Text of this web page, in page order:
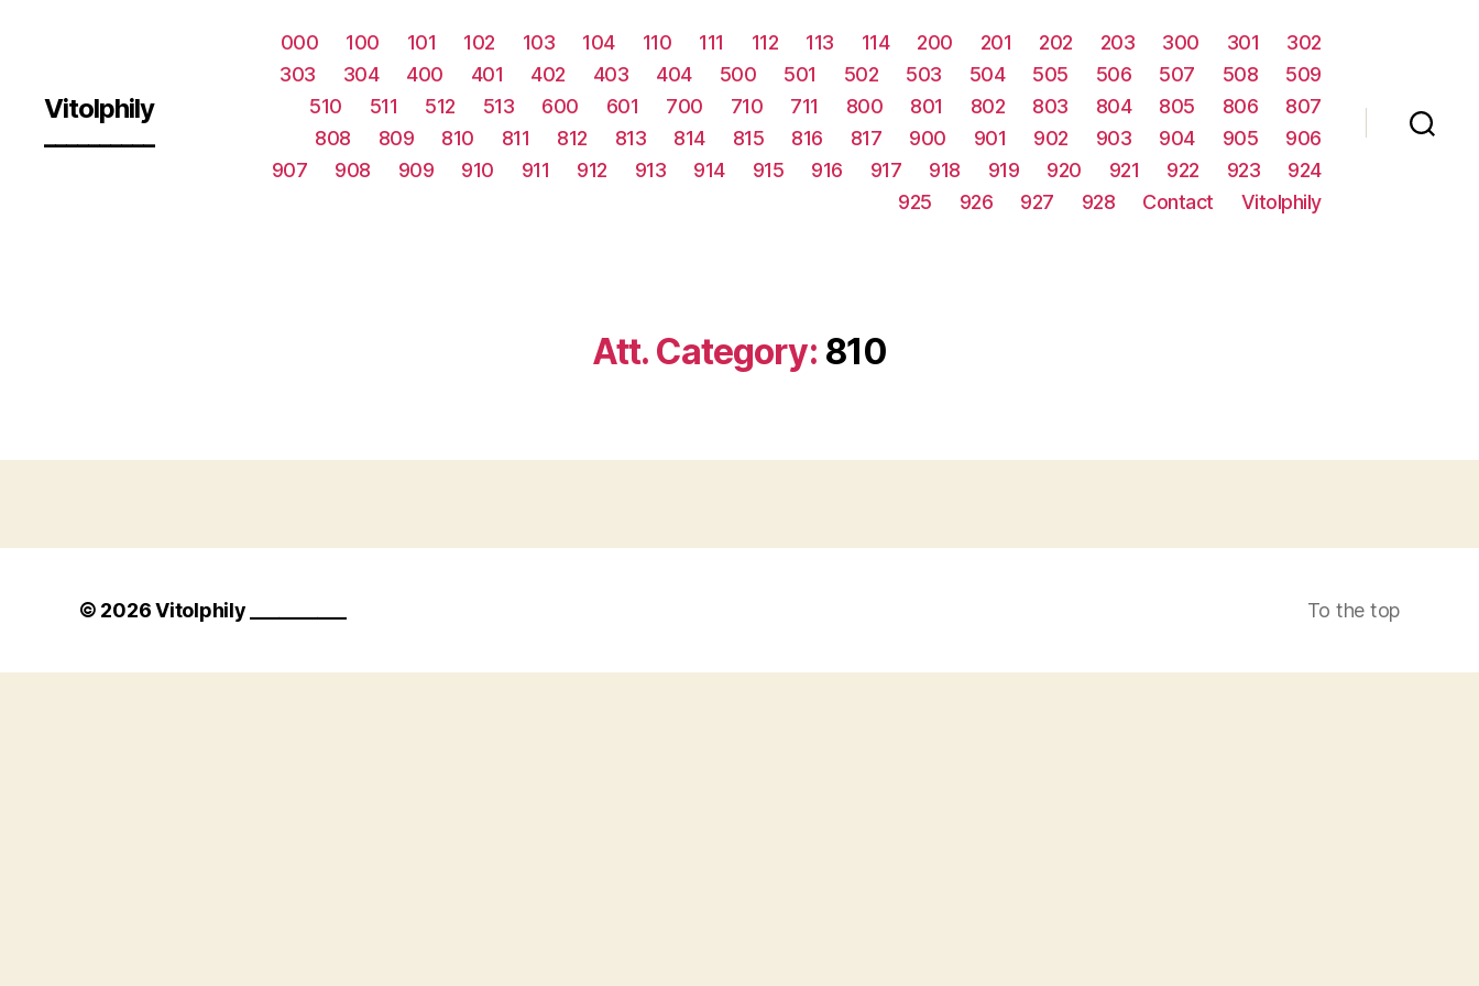
Vitolphily
000 100 101 102 103 104 110 111 112 113 114 200 201 202 203 300 301
302
303
304 400 401 402 403 404 500 501 502 503 504 505 506 507 508
509
510
511 512 513 600 601 700 710 711 800 801 802 803 804 805 806
807
808
809 810 811 812 813 814 815 816 817 900 901 902 903 904 905
906
907
908 909 910 911 912 913 914 915 916 917 918 919 920 921 922 923
924
925
926 927 928 Contact Vitolphily
Att. Category: 810
© 2026Vitolphily __________ To the top